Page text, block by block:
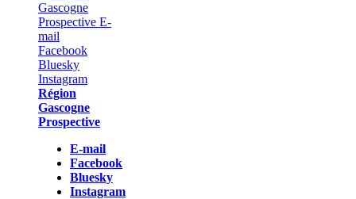
Région
Gascogne
Prospective
E-mail
Facebook
Bluesky
Instagram